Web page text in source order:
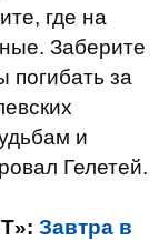
где на
Заберите
погибать за
и
Гелетей.
Завтра в